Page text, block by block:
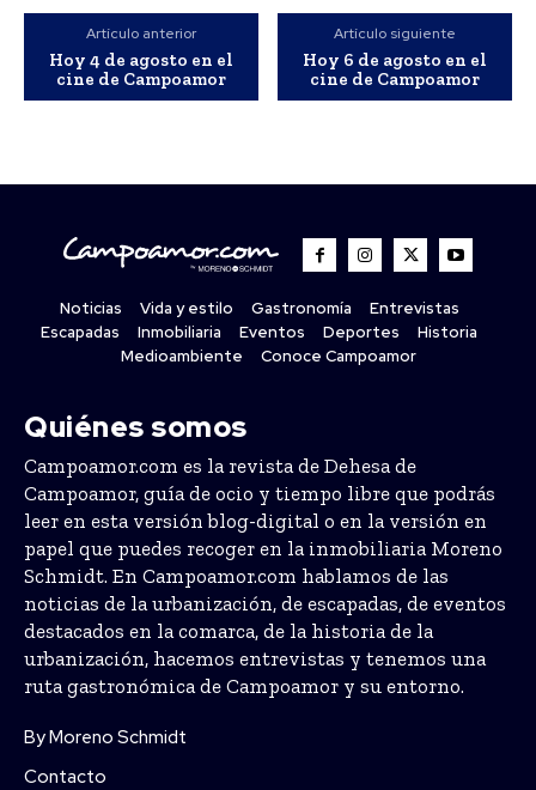
Artículo anterior
Hoy 4 de agosto en el
cine de Campoamor
Artículo siguiente
Hoy 6 de agosto en el
cine de Campoamor
Noticias Vida y estilo Gastronomía
Entrevistas
Escapadas
Inmobiliaria Eventos Deportes
Historia
Medioambiente
Conoce Campoamor
Quiénes somos
Campoamor.com es la revista de Dehesa de
Campoamor, guía de ocio y tiempo libre que podrás
leer en esta versión blog-digital o en la versión en
papel que puedes recoger en la inmobiliaria Moreno
Schmidt. En Campoamor.com hablamos de las
noticias de la urbanización, de escapadas, de eventos
destacados en la comarca, de la historia de la
urbanización, hacemos entrevistas y tenemos una
ruta gastronómica de Campoamor y su entorno.
By Moreno Schmidt
Contacto